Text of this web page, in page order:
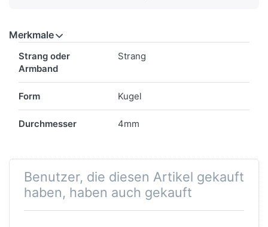
Merkmale
Strang oder
Armband
Strang
Form Kugel
Durchmesser 4mm
Benutzer, die diesen Artikel gekauft
haben, haben auch gekauft